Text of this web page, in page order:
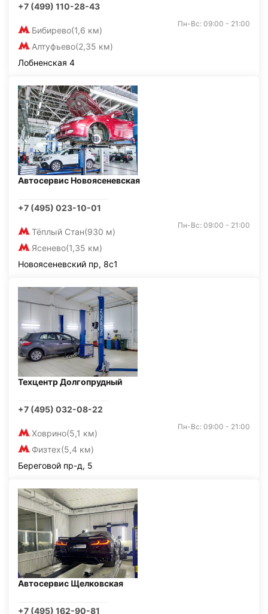
+7 (499) 110-28-43
Бибирево(1,6 км)
Алтуфьево(2,35 км)
Пн-Вс: 09:00 - 21:00
Лобненская 4
Автосервис Новоясеневская
+7 (495) 023-10-01
Тёплый Стан(930 м)
Ясенево(1,35 км)
Пн-Вс: 09:00 - 21:00
Новоясеневский пр, 8с1
Техцентр Долгопрудный
+7 (495) 032-08-22
Ховрино(5,1 км)
Физтех(5,4 км)
Пн-Вс: 09:00 - 21:00
Береговой пр-д, 5
Автосервис Щелковская
+7 (495) 162-90-81